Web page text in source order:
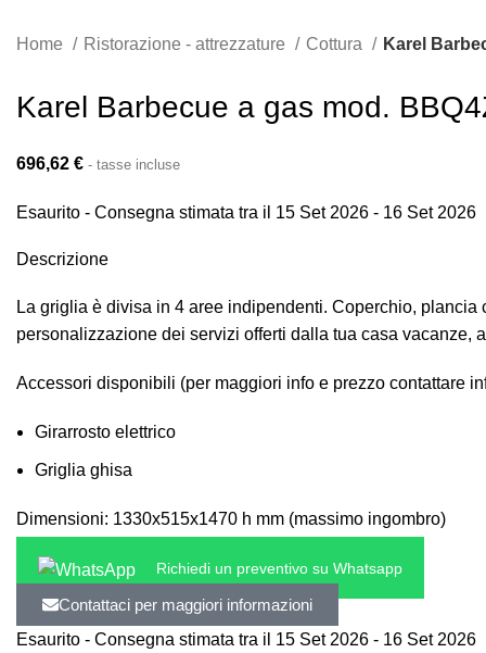
Home Ristorazione - attrezzature Cottura Karel
Karel Barbecue a gas mod.
696,62 € - tasse incluse
Esaurito - Consegna stimata tra il 15 Set 2026 - 16 Set 2026
Descrizione
La griglia è divisa in 4 aree indipendenti. Coperchio,
personalizzazione dei servizi offerti dalla tua casa vacanze,
Accessori disponibili (per maggiori info e prezzo contattare
Girarrosto elettrico
Griglia ghisa
Dimensioni: 1330x515x1470 h mm (massimo ingombro)
Richiedi un preventivo su Whatsapp
Contattaci per maggiori informazioni
Esaurito - Consegna stimata tra il 15 Set 2026 - 16 Set 2026